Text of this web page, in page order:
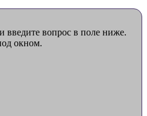
введите вопрос в поле ниже.
окном.